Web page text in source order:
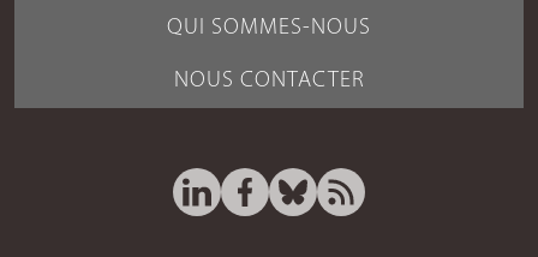
QUI SOMMES-NOUS
NOUS CONTACTER